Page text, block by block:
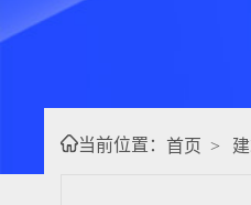
当前位置： 首页 >